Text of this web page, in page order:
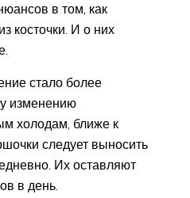
в том, как
косточки. И о них
стало более
изменению
холодам, ближе к
следует выносить
Их оставляют
в день.